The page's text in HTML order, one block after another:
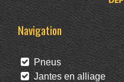
Navigation
Pneus
Jantes en alliage